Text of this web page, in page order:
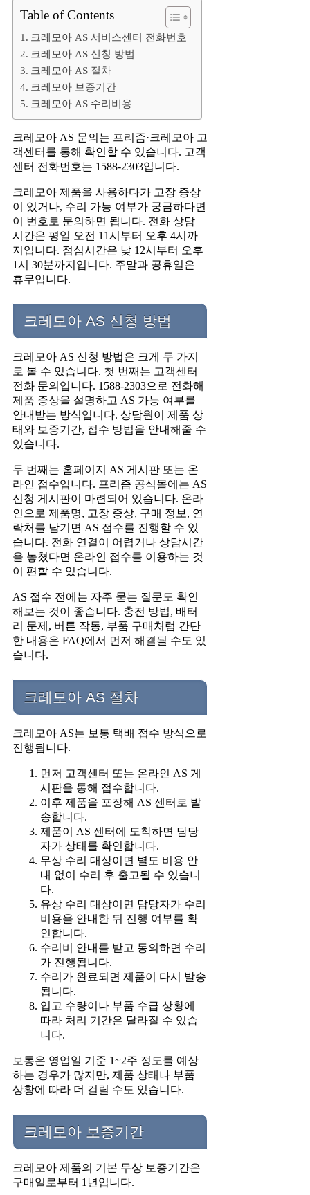
Table of Contents
크레모아 AS 서비스센터 전화번호
크레모아 AS 신청 방법
크레모아 AS 절차
크레모아 보증기간
크레모아 AS 수리비용
크레모아 AS 문의는 프리즘·크레모아 고
객센터를 통해 확인할 수 있습니다. 고객
센터 전화번호는 1588-2303입니다.
크레모아 제품을 사용하다가 고장 증상
이 있거나, 수리 가능 여부가 궁금하다면
이 번호로 문의하면 됩니다. 전화 상담
시간은 평일 오전 11시부터 오후 4시까
지입니다. 점심시간은 낮 12시부터 오후
1시 30분까지입니다. 주말과 공휴일은
휴무입니다.
크레모아 AS 신청 방법
크레모아 AS 신청 방법은 크게 두 가지
로 볼 수 있습니다. 첫 번째는 고객센터
전화 문의입니다. 1588-2303으로 전화해
제품 증상을 설명하고 AS 가능 여부를
안내받는 방식입니다. 상담원이 제품 상
태와 보증기간, 접수 방법을 안내해줄 수
있습니다.
두 번째는 홈페이지 AS 게시판 또는 온
라인 접수입니다. 프리즘 공식몰에는 AS
신청 게시판이 마련되어 있습니다. 온라
인으로 제품명, 고장 증상, 구매 정보, 연
락처를 남기면 AS 접수를 진행할 수 있
습니다. 전화 연결이 어렵거나 상담시간
을 놓쳤다면 온라인 접수를 이용하는 것
이 편할 수 있습니다.
AS 접수 전에는 자주 묻는 질문도 확인
해보는 것이 좋습니다. 충전 방법, 배터
리 문제, 버튼 작동, 부품 구매처럼 간단
한 내용은 FAQ에서 먼저 해결될 수도 있
습니다.
크레모아 AS 절차
크레모아 AS는 보통 택배 접수 방식으로
진행됩니다.
먼저 고객센터 또는 온라인 AS 게
시판을 통해 접수합니다.
이후 제품을 포장해 AS 센터로 발
송합니다.
제품이 AS 센터에 도착하면 담당
자가 상태를 확인합니다.
무상 수리 대상이면 별도 비용 안
내 없이 수리 후 출고될 수 있습니
다.
유상 수리 대상이면 담당자가 수리
비용을 안내한 뒤 진행 여부를 확
인합니다.
수리비 안내를 받고 동의하면 수리
가 진행됩니다.
수리가 완료되면 제품이 다시 발송
됩니다.
입고 수량이나 부품 수급 상황에
따라 처리 기간은 달라질 수 있습
니다.
보통은 영업일 기준 1~2주 정도를 예상
하는 경우가 많지만, 제품 상태나 부품
상황에 따라 더 걸릴 수도 있습니다.
크레모아 보증기간
크레모아 제품의 기본 무상 보증기간은
구매일로부터 1년입니다.